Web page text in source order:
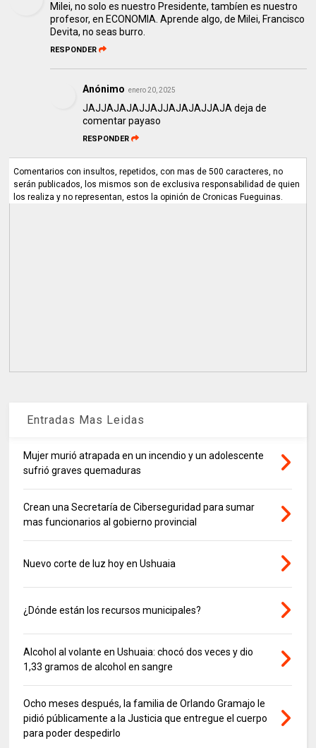
Milei, no solo es nuestro Presidente, tambíen es nuestro
profesor, en ECONOMIA. Aprende algo, de Milei, Francisco
Devita, no seas burro.
RESPONDER
Anónimo enero 20, 2025
JAJJAJAJAJJAJJAJAJAJJAJA deja de
comentar payaso
RESPONDER
Comentarios con insultos, repetidos, con mas de 500 caracteres, no
serán publicados, los mismos son de exclusiva responsabilidad de quien
los realiza y no representan, estos la opinión de Cronicas Fueguinas.
Entradas Mas Leidas
Mujer murió atrapada en un incendio y un adolescente
sufrió graves quemaduras
Crean una Secretaría de Ciberseguridad para sumar
mas funcionarios al gobierno provincial
Nuevo corte de luz hoy en Ushuaia
¿Dónde están los recursos municipales?
Alcohol al volante en Ushuaia: chocó dos veces y dio
1,33 gramos de alcohol en sangre
Ocho meses después, la familia de Orlando Gramajo le
pidió públicamente a la Justicia que entregue el cuerpo
para poder despedirlo